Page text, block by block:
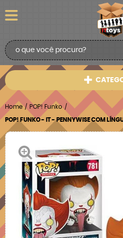
Home POP! Funko
POP! FUNKO - IT - PENNYWISE COM